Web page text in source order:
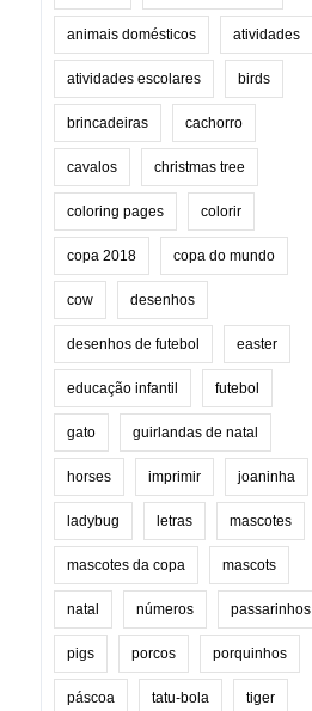
animais domésticos atividades
atividades escolares birds
brincadeiras cachorro
cavalos christmas tree
coloring pages colorir
copa 2018 copa do mundo
cow desenhos
desenhos de futebol easter
educação infantil futebol
gato guirlandas de natal
horses imprimir joaninha
ladybug letras mascotes
mascotes da copa mascots
natal números passarinhos
pigs porcos porquinhos
páscoa tatu-bola tiger